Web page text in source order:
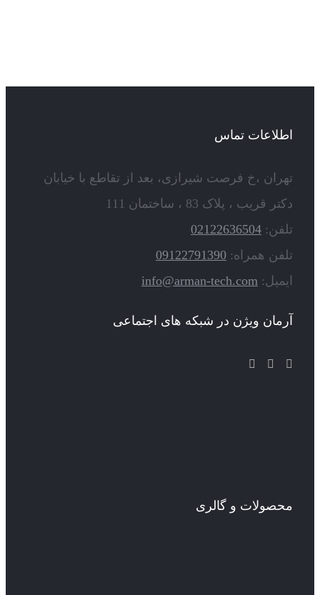
اطلاعات تماس
تهران ،خ فرصت شیرازی، بعد از تقاطع با خیابان
دکتر قریب ، پلاک 83 ، ساختمان 111
تلفن: 02122636504
تلفن همراه: 09122791390
ایمیل: info@arman-tech.com
آرمان ویژن در شبکه های اجتماعی
محصولات و گالری